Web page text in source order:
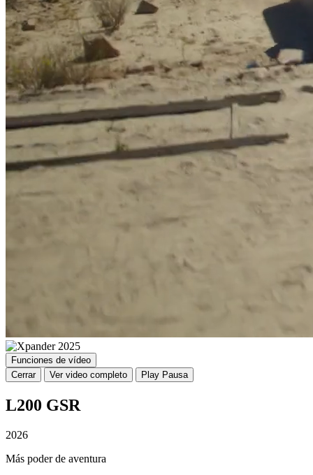
Funciones de vídeo
Cerrar
Ver video completo Play Pausa
L200 GSR
2026
Más poder de aventura